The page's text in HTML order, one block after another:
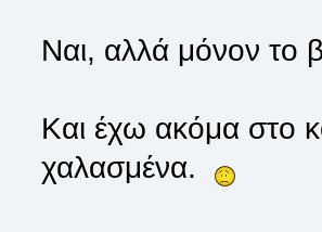
Ναι, αλλά μόνον το
Και έχω ακόμα στο
χαλασμένα.